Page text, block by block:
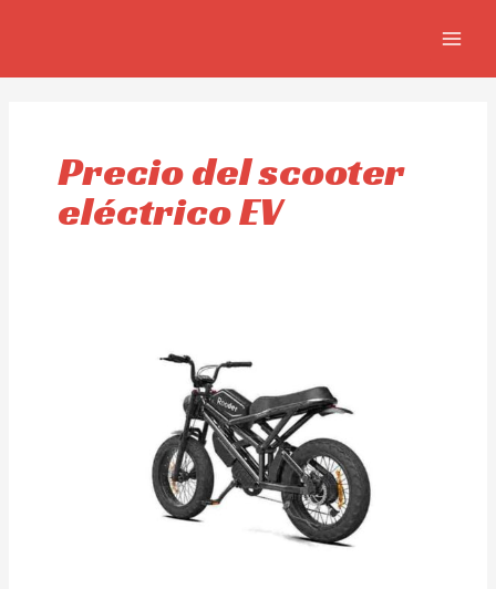
Precio del scooter
eléctrico EV